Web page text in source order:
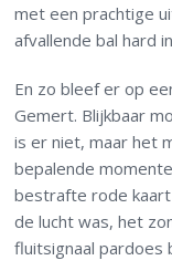
met een prachtige
afvallende bal hard
En zo bleef er op
Gemert. Blijkbaar
is er niet, maar het
bepalende
bestrafte rode
de lucht was, het
fluitsignaal pardoes